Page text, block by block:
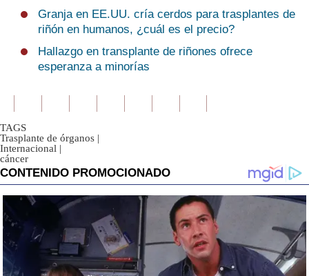
Granja en EE.UU. cría cerdos para trasplantes de
riñón en humanos, ¿cuál es el precio?
Hallazgo en transplante de riñones ofrece
esperanza a minorías
TAGS
Trasplante de órganos |
Internacional |
cáncer